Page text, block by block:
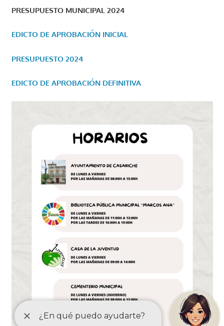
PRESUPUESTO MUNICIPAL 2024
EDICTO DE APROBACIÓN INICIAL
PRESUPUESTO 2024
EDICTO DE APROBACIÓN DEFINITIVA